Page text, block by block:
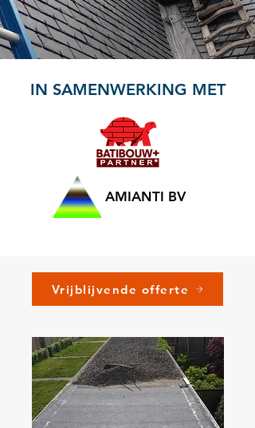
IN SAMENWERKING MET
AMIANTI BV
Vrijblijvende offerte